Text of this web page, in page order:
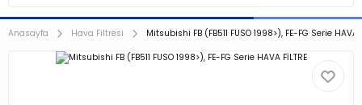
Anasayfa Hava Filtresi Mitsubishi FB (FB511 FUSO 1998>), FE-FG Serie HAVA